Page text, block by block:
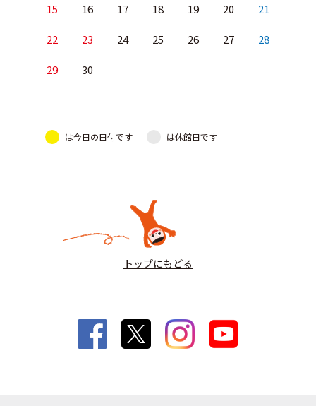
15 16 17 18 19 20 21
22 23 24 25 26 27 28
29 30
は今日の日付です は休館日です
トップにもどる